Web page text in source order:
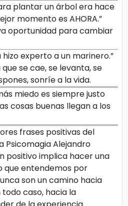
plantar un árbol era hace
momento es AHORA.”
oportunidad para cambiar
experto a un marinero.”
se cae, se levanta, se
sonríe a la vida.
miedo es siempre justo
cosas buenas llegan a los
frases positivas del
Psicomagia Alejandro
positivo implica hacer una
que entendemos por
son un camino hacia
caso, hacia la